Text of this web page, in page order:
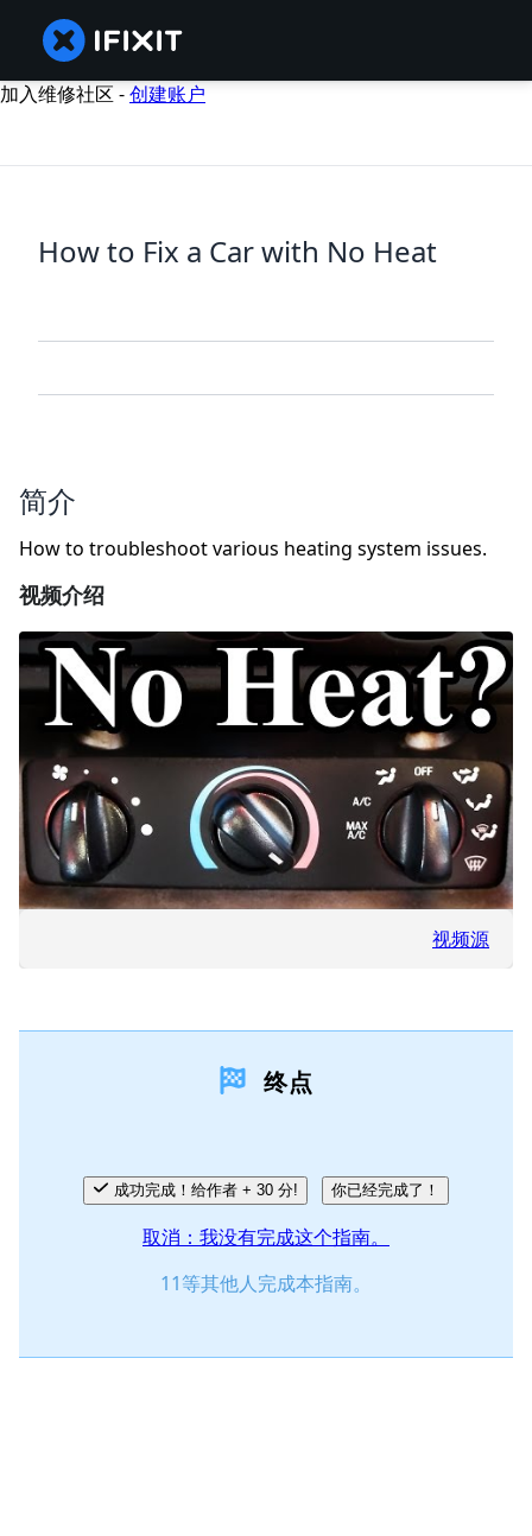
加入维修社区 -创建账户
How to Fix a Car with No Heat
简介
How to troubleshoot various heating system issues.
视频介绍
视频源
终点
成功完成！给作者 + 30 分! 你已经完成了！
取消：我没有完成这个指南。
11等其他人完成本指南。